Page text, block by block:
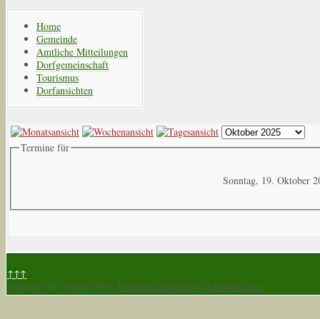
Home
Gemeinde
Amtliche Mitteilungen
Dorfgemeinschaft
Tourismus
Dorfansichten
Termine für
Sonntag, 19. Oktober
↑↑↑
Samstag, 08. August 2026 Template designed by LernVid.com